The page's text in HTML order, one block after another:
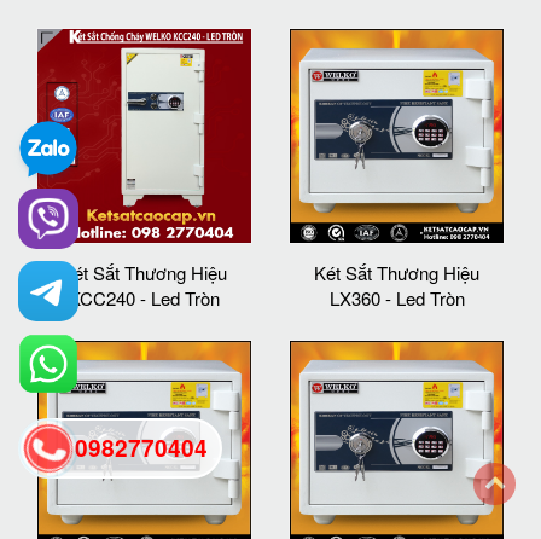
Két Sắt Thương Hiệu
KCC240 - Led Tròn
Két Sắt Thương Hiệu
LX360 - Led Tròn
0982770404
back